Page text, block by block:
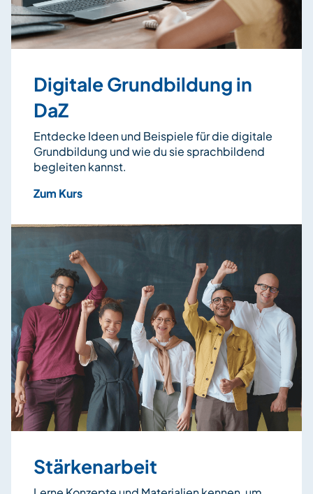
Digitale Grundbildung in
DaZ
Entdecke Ideen und Beispiele für die digitale
Grundbildung und wie du sie sprachbildend
begleiten kannst.
Zum Kurs
Stärkenarbeit